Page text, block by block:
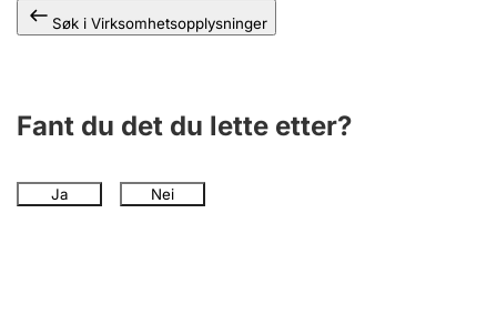
Søk i Virksomhetsopplysninger
Fant du det du lette etter?
Ja Nei